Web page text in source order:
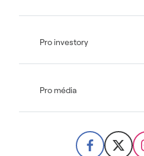
Pro investory
Pro média